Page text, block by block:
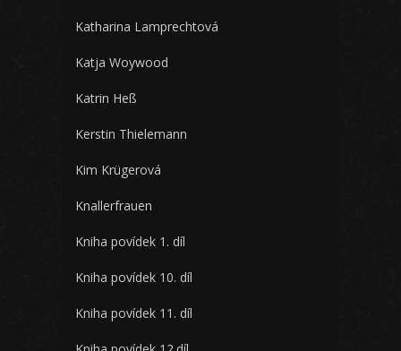
Katharina Lamprechtová
Katja Woywood
Katrin Heß
Kerstin Thielemann
Kim Krügerová
Knallerfrauen
Kniha povídek 1. díl
Kniha povídek 10. díl
Kniha povídek 11. díl